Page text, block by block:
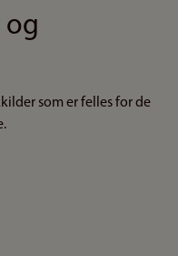
og
som er felles for de